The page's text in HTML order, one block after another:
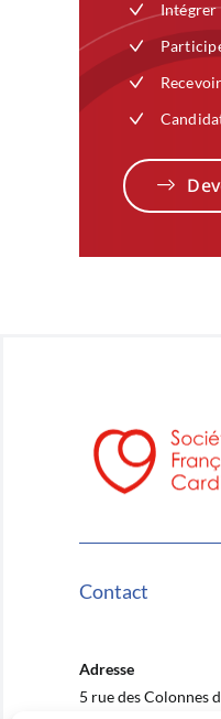
Intégrer
Contact
Adresse
5 rue des Colonnes